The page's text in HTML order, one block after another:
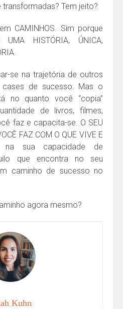
Tem jeito?
CAMINHOS. Sim porque
HISTÓRIA, ÚNICA,
se na trajetória de outros
de sucesso. Mas o
no quanto você “copia”
de livros, filmes,
faz e capacita-se. O SEU
FAZ COM O QUE VIVE E
na sua capacidade de
que encontra no seu
caminho de sucesso no
agora mesmo?
Kuhn